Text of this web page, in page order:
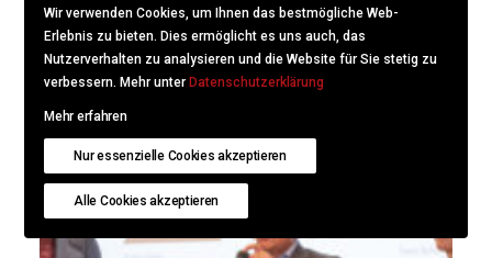
Wir verwenden Cookies, um Ihnen das bestmögliche Web-
Erlebnis zu bieten. Dies ermöglicht es uns auch, das
Nutzerverhalten zu analysieren und die Website für Sie stetig zu
verbessern. Mehr unter Datenschutzerklärung
Mehr erfahren
Nur essenzielle Cookies akzeptieren
Alle Cookies akzeptieren